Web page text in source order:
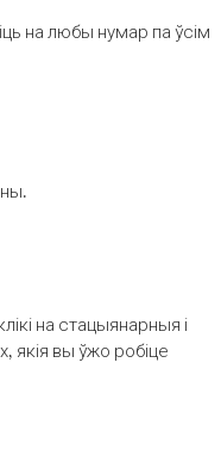
на любы нумар па ўсім
на стацыянарныя і
якія вы ўжо робіце